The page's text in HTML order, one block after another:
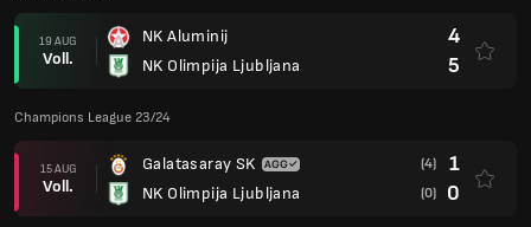
19 AUG
Voll.
NK Aluminij
NK Olimpija Ljubljana
4
5
Champions League 23/24
15 AUG
Voll.
Galatasaray SK
NK Olimpija Ljubljana
(4) 1
(0) 0